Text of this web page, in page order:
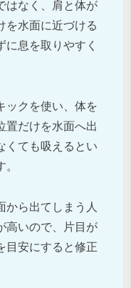
はなく、肩と体が
を水面に近づける
息を取りやすく
ックを使い、体を
置だけを水面へ出
くても吸えるとい
から出てしまう人
高いので、片目が
目安にすると修正